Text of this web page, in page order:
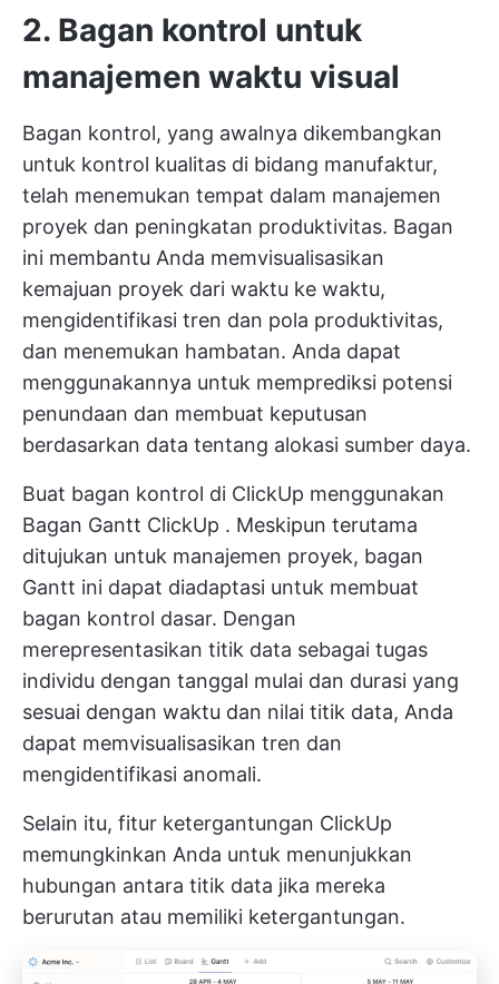
2. Bagan kontrol untuk
manajemen waktu visual
Bagan kontrol, yang awalnya dikembangkan
untuk kontrol kualitas di bidang manufaktur,
telah menemukan tempat dalam manajemen
proyek dan peningkatan produktivitas. Bagan
ini membantu Anda memvisualisasikan
kemajuan proyek dari waktu ke waktu,
mengidentifikasi tren dan pola produktivitas,
dan menemukan hambatan. Anda dapat
menggunakannya untuk memprediksi potensi
penundaan dan membuat keputusan
berdasarkan data tentang alokasi sumber daya.
Buat bagan kontrol di ClickUp menggunakan
Bagan Gantt ClickUp . Meskipun terutama
ditujukan untuk manajemen proyek, bagan
Gantt ini dapat diadaptasi untuk membuat
bagan kontrol dasar. Dengan
merepresentasikan titik data sebagai tugas
individu dengan tanggal mulai dan durasi yang
sesuai dengan waktu dan nilai titik data, Anda
dapat memvisualisasikan tren dan
mengidentifikasi anomali.
Selain itu, fitur ketergantungan ClickUp
memungkinkan Anda untuk menunjukkan
hubungan antara titik data jika mereka
berurutan atau memiliki ketergantungan.